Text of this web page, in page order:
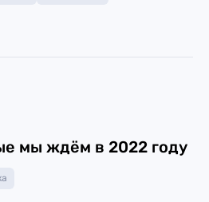
мы ждём в 2022 году